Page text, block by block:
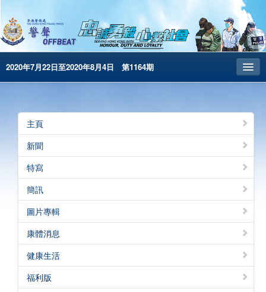
2020年7月22日至2020年8月4日 第1164期
昔日警聲
警務處主頁
简体版
English
電子書版
主頁
新聞
特寫
簡訊
圖片專輯
康體消息
健康生活
福利版